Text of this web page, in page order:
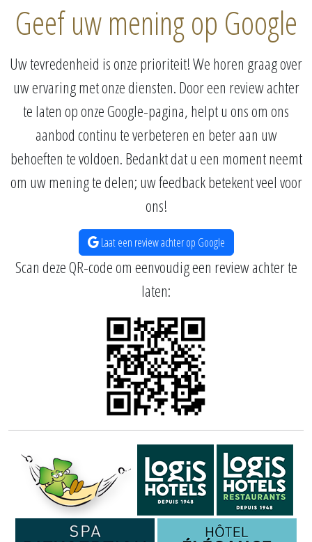
Geef uw mening op Google
Uw tevredenheid is onze prioriteit! We horen graag over
uw ervaring met onze diensten. Door een review achter
te laten op onze Google-pagina, helpt u ons om ons
aanbod continu te verbeteren en beter aan uw
behoeften te voldoen. Bedankt dat u een moment neemt
om uw mening te delen; uw feedback betekent veel voor
ons!
Laat een review achter op Google
Scan deze QR-code om eenvoudig een review achter te
laten: